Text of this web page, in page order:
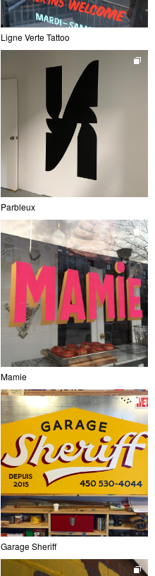
Ligne Verte Tattoo
Parbleux
Mamie
Garage Sheriff